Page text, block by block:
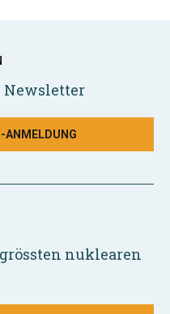
Newsletter
ANMELDUNG
nuklearen